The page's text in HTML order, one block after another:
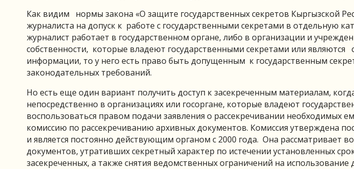
Как видим нормы закона «О защите государственных секретов Кыргызской
журналиста на допуск к работе с государственными секретами в отдельную
журналист работает в государственном органе, либо в организации и
собственности, которые владеют государственными секретами или являются
информации, то у него есть право быть допущенным к государственным
законодательных требований.
Но есть еще один вариант получить доступ к засекреченным материалам,
непосредственно в организациях или госоргане, которые владеют
воспользоваться правом подачи заявления о рассекречивании необходимых
комиссию по рассекречиванию архивных документов. Комиссия утверждена
и является постоянно действующим органом с 2000 года. Она рассматривает
документов, утративших секретный характер по истечении установленных
засекреченных, а также снятия ведомственных ограничений на использование